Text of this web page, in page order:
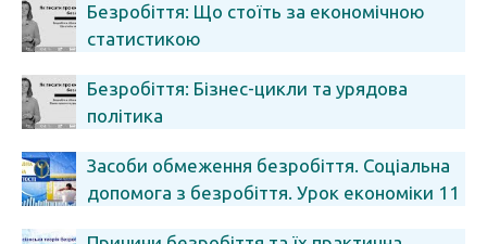
Безробіття: Що стоїть за економічною
статистикою
Безробіття: Бізнес-цикли та урядова
політика
Засоби обмеження безробіття. Соціальна
допомога з безробіття. Урок економіки 11